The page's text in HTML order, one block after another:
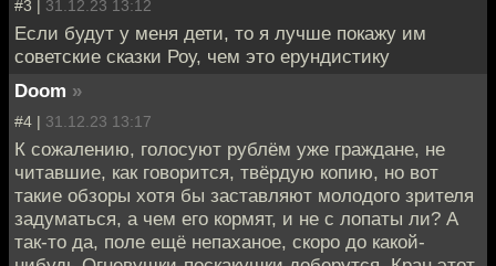
#3 | 31.12.23 13:12
Если будут у меня дети, то я лучше покажу им
советские сказки Роу, чем это ерундистику
Doom »
#4 | 31.12.23 13:17
К сожалению, голосуют рублём уже граждане, не
читавшие, как говорится, твёрдую копию, но вот
такие обзоры хотя бы заставляют молодого зрителя
задуматься, а чем его кормят, и не с лопаты ли? А
так-то да, поле ещё непаханое, скоро до какой-